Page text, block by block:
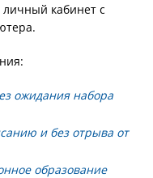
личный кабинет с
ожидания набора
и без отрыва от
образование